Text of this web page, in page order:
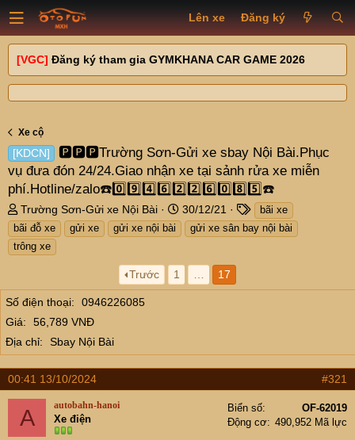
Lên xe Đăng ký
[VGC] Đăng ký tham gia GYMKHANA CAR GAME 2026
Xe cộ
[KDCN]
🅿️🅿️🅿️Trường Sơn-Gửi xe sbay Nội Bài.Phục
vụ đưa đón 24/24.Giao nhận xe tại sảnh rửa xe miễn
phí.Hotline/zalo☎️0️⃣9️⃣4️⃣6️⃣2️⃣2️⃣6️⃣0️⃣8️⃣5️⃣☎️
T
h
r
e
s
a
r
t
r
Trường Sơn-Gửi xe Nội Bài
N
g
à
g
ử
30/12/21
T
a
g
bãi xe
bãi đỗ xe
gửi xe gửi xe nội bài
gửi xe sân bay nội bài
trông xe
Trước 1 17
Số điện thoại
0946226085
Giá
56,789 VNĐ
Địa chỉ
Sbay Nội Bài
00:41 13/10/2024 #321
A autobahn-hanoi
Xe điện
Biển số
OF-62019
Động cơ
490,952 Mã lực